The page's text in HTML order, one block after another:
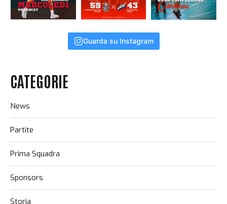
Guarda su Instagram
CATEGORIE
News
Partite
Prima Squadra
Sponsors
Storia